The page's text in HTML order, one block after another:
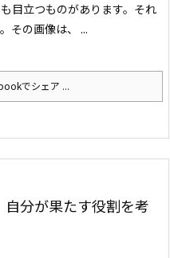
目立つものがあります。 それ
その画像は、 ...
でシェア ...
分が果たす役割を考